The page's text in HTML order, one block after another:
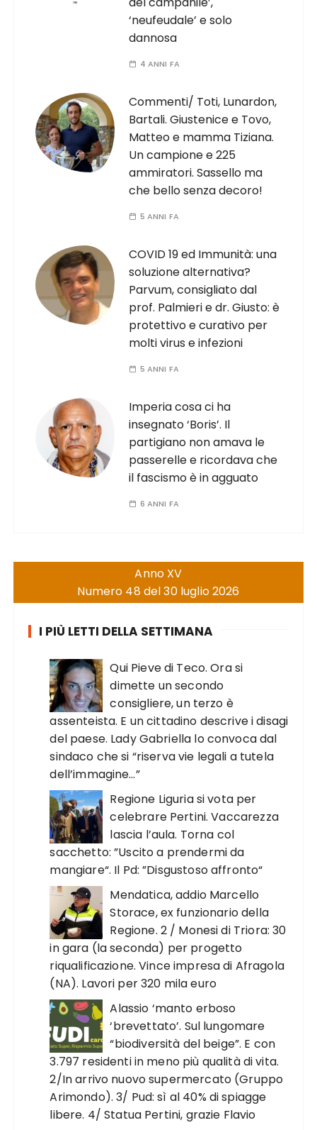
‘neufeudale’ e solo
dannosa
4 ANNI FA
Commenti/ Toti, Lunardon,
Bartali. Giustenice e Tovo,
Matteo e mamma Tiziana.
Un campione e 225
ammiratori. Sassello ma
che bello senza decoro!
5 ANNI FA
COVID 19 ed Immunità: una
soluzione alternativa?
Parvum, consigliato dal
prof. Palmieri e dr. Giusto: è
protettivo e curativo per
molti virus e infezioni
5 ANNI FA
Imperia cosa ci ha
insegnato ‘Boris’. Il
partigiano non amava le
passerelle e ricordava che
il fascismo è in agguato
6 ANNI FA
Anno XV
Numero 48 del 30 luglio 2026
I PIÙ LETTI DELLA SETTIMANA
Qui Pieve di Teco. Ora si
dimette un secondo
consigliere, un terzo è
assenteista. E un cittadino descrive i disagi
del paese. Lady Gabriella lo convoca dal
sindaco che si “riserva vie legali a tutela
dell’immagine…”
Regione Liguria si vota per
celebrare Pertini. Vaccarezza
lascia l’aula. Torna col
sacchetto: ”Uscito a prendermi da
mangiare“. Il Pd: ”Disgustoso affronto“
Mendatica, addio Marcello
Storace, ex funzionario della
Regione. 2 / Monesi di Triora: 30
in gara (la seconda) per progetto
riqualificazione. Vince impresa di Afragola
(NA). Lavori per 320 mila euro
Alassio ‘manto erboso
‘brevettato’. Sul lungomare
“biodiversità del beige”. E con
3.797 residenti in meno più qualità di vita.
2/In arrivo nuovo supermercato (Gruppo
Arimondo). 3/ Pud: sì al 40% di spiagge
libere. 4/ Statua Pertini, grazie Flavio